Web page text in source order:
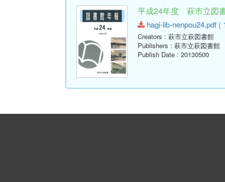
平成24年度 萩市立図
hagi-lib-nenpou24.pdf (
Creators : 萩市立萩図書館
Publishers : 萩市立萩図書館
Publish Date : 20130500